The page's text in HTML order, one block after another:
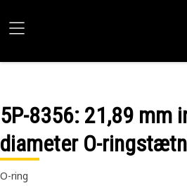
5P-8356: 21,89 mm
diameter O-
O-ring